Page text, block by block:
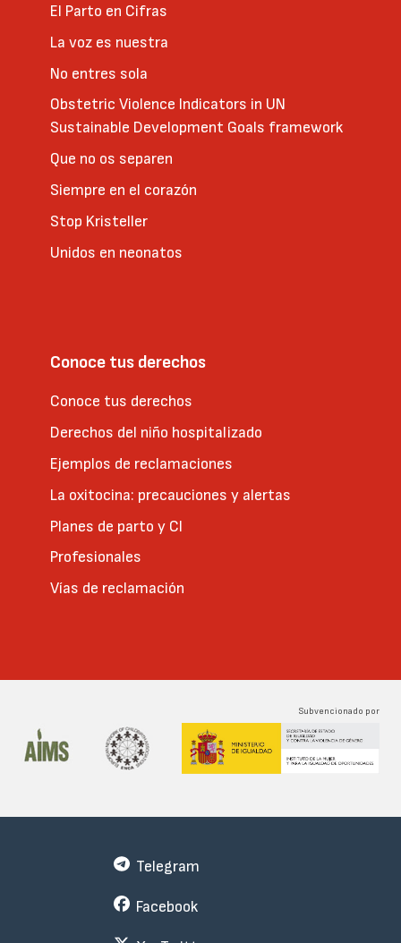
El Parto en Cifras
La voz es nuestra
No entres sola
Obstetric Violence Indicators in UN
Sustainable Development Goals framework
Que no os separen
Siempre en el corazón
Stop Kristeller
Unidos en neonatos
Conoce tus derechos
Conoce tus derechos
Derechos del niño hospitalizado
Ejemplos de reclamaciones
La oxitocina: precauciones y alertas
Planes de parto y CI
Profesionales
Vías de reclamación
Subvencionado por
Telegram
Facebook